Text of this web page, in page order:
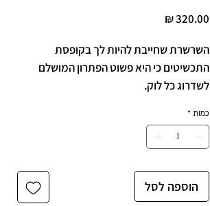
השרשרת שחייבת להיות לך בקופסת
התכשיטים כי היא פשוט הפתרון המושלם
לשדרוג כל לוק.
השרשרת גם כצמיד כפול.
כמות *
הוספה לסל